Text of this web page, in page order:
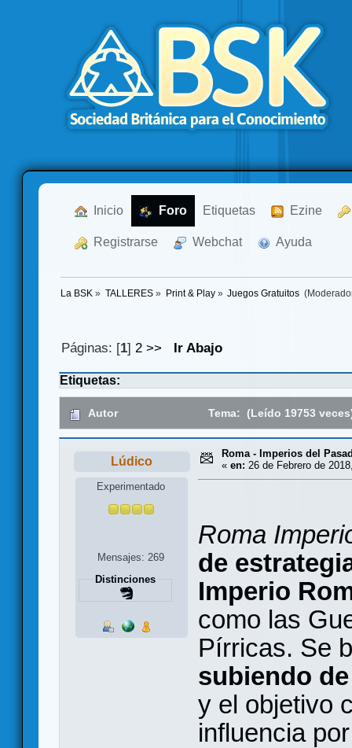
Inicio Foro Etiquetas Ezine
Registrarse Webchat Ayuda
La BSK » TALLERES» Print & Play» Juegos Gratuitos
Páginas: [1]2 >> Ir Abajo
Etiquetas:
Autor Tema: (Leído 19753
Lúdico
Experimentado
Mensajes: 269
Distinciones
Roma - Imperios del
« en: 26 de Febrero de
Roma
de
Imperio
como las
Pírricas. Se
subiendo
y el objetivo
influencia